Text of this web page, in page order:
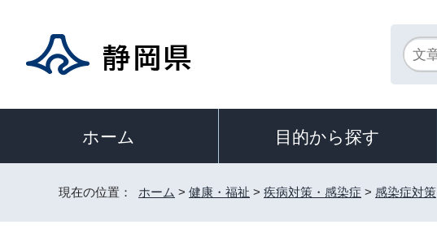
ホーム 目的から探す
現在の位置： ホーム > 健康・福祉 > 疾病対策・感染症 > 感染症対策